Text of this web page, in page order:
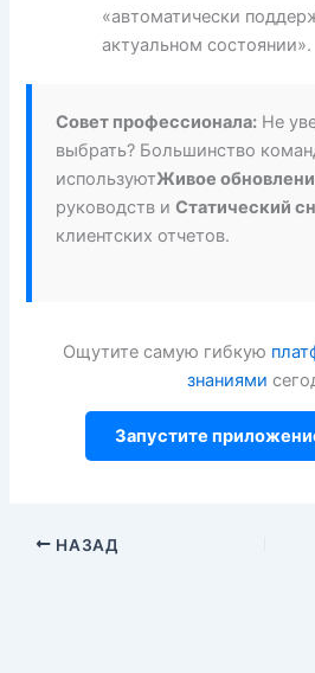
«автоматически
актуальном состоянии».
Совет профессионала: Не
выбрать? Большинство
используютЖивое
руководств иСтатический
клиентских отчетов.
Ощутите самую гибкую
знаниями
Запустите
НАЗАД